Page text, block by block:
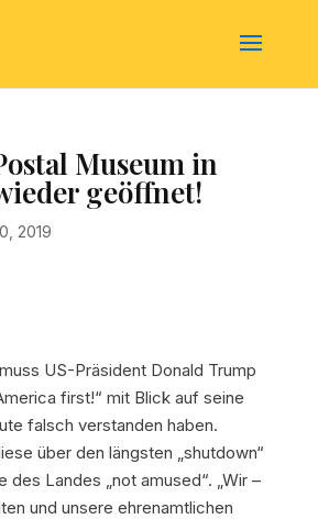
Museum in
geöffnet!
2019
US-Präsident Donald Trump
first!“ mit Blick auf seine
falsch verstanden haben.
über den längsten „shutdown“
des Landes „not amused“. „Wir –
und unsere ehrenamtlichen